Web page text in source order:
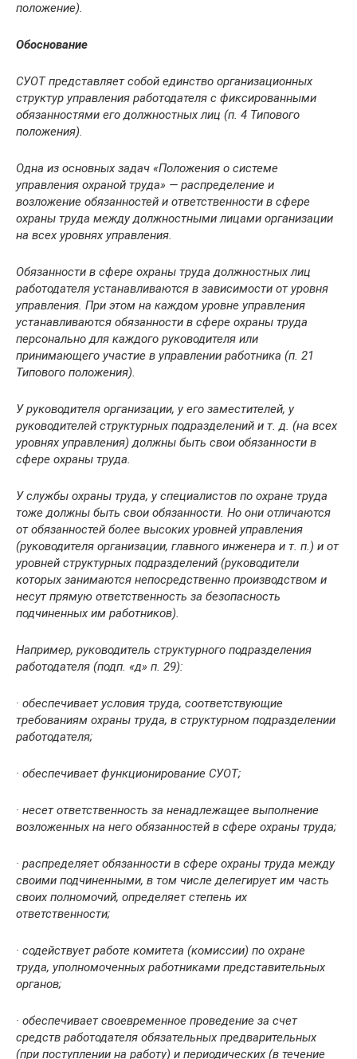
положение).
Обоснование
СУОТ представляет собой единство организационных
структур управления работодателя с фиксированными
обязанностями его должностных лиц (п. 4 Типового
положения).
Одна из основных задач «Положения о системе
управления охраной труда» — распределение и
возложение обязанностей и ответственности в сфере
охраны труда между должностными лицами организации
на всех уровнях управления.
Обязанности в сфере охраны труда должностных лиц
работодателя устанавливаются в зависимости от уровня
управления. При этом на каждом уровне управления
устанавливаются обязанности в сфере охраны труда
персонально для каждого руководителя или
принимающего участие в управлении работника (п. 21
Типового положения).
У руководителя организации, у его заместителей, у
руководителей структурных подразделений и т. д. (на всех
уровнях управления) должны быть свои обязанности в
сфере охраны труда.
У службы охраны труда, у специалистов по охране труда
тоже должны быть свои обязанности. Но они отличаются
от обязанностей более высоких уровней управления
(руководителя организации, главного инженера и т. п.) и от
уровней структурных подразделений (руководители
которых занимаются непосредственно производством и
несут прямую ответственность за безопасность
подчиненных им работников).
Например, руководитель структурного подразделения
работодателя (подп. «д» п. 29):
· обеспечивает условия труда, соответствующие
требованиям охраны труда, в структурном подразделении
работодателя;
· обеспечивает функционирование СУОТ;
· несет ответственность за ненадлежащее выполнение
возложенных на него обязанностей в сфере охраны труда;
· распределяет обязанности в сфере охраны труда между
своими подчиненными, в том числе делегирует им часть
своих полномочий, определяет степень их
ответственности;
· содействует работе комитета (комиссии) по охране
труда, уполномоченных работниками представительных
органов;
· обеспечивает своевременное проведение за счет
средств работодателя обязательных предварительных
(при поступлении на работу) и периодических (в течение